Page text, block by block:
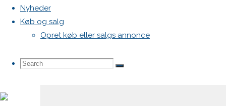
Nyheder
Køb og salg
Opret køb eller salgs annonce
Search
Search
Search
markeret
med*
Comment